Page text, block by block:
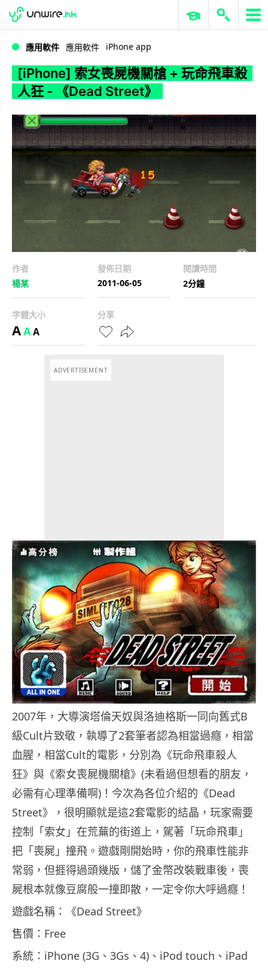
WWDC 2026 ERP 與商業 AI
應用軟件 應用軟件 iPhone app
[iPhone] 索女喪屍機關槍 + 玩命飛車殺
人狂 - 《Dead Street》
作者
楊某
發佈日期
2011-06-05
閱讀時間
2分鐘
字體大小
AAA
分享
ADVERTISEMENT
2007年，大導演塔倫天奴與洛迪格斯一同向舊式B
級Cult片致敬，執導了2套筆者認為相當過癮，相當
血腥，相當Cult的電影，分別為《玩命飛車殺人
狂》與《索女喪屍機關槍》(未看過但想看的朋友，
必需有心理準備啊)！今次為各位介紹的《Dead
Street》，很明顯就是這2套電影的結晶，玩家需要
控制「索女」在荒蕪的街道上，駕著「玩命飛車」
把「喪屍」撞飛。 遊戲剛開始時，你的飛車性能非
常弱，但捱得過頭幾版，儲了金幣改裝戰車後，喪
屍根本就像豆腐般一撞即散，一定令你大呼過癮！
遊戲名稱：《Dead Street》
售價：Free
系統：iPhone (3G、3Gs、4)、iPod touch、iPad